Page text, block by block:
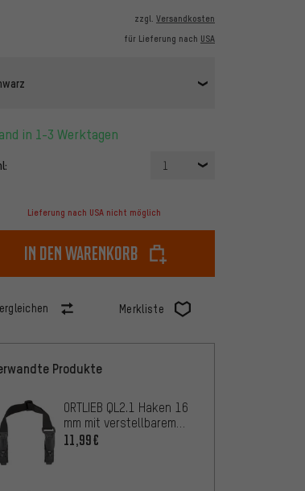
zzgl. Versandkosten
für Lieferung nach USA
in 1-3 Werktagen
1
Lieferung nach USA nicht möglich
In den Warenkorb
Merkliste
Produkte
ORTLIEB QL2.1 Haken 16
mm mit verstellbarem
Griff
11,99€